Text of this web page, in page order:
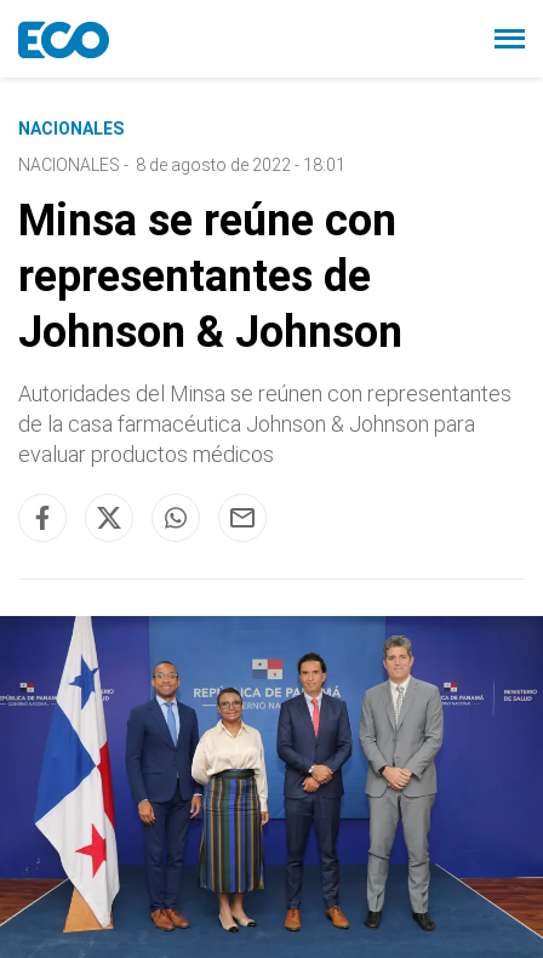
NACIONALES
NACIONALES - 8 de agosto de 2022 - 18:01
Minsa se reúne con
representantes de
Johnson & Johnson
Autoridades del Minsa se reúnen con representantes
de la casa farmacéutica Johnson & Johnson para
evaluar productos médicos